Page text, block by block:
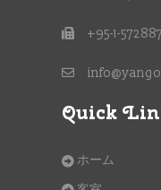
+95-1-
Quick
ホーム